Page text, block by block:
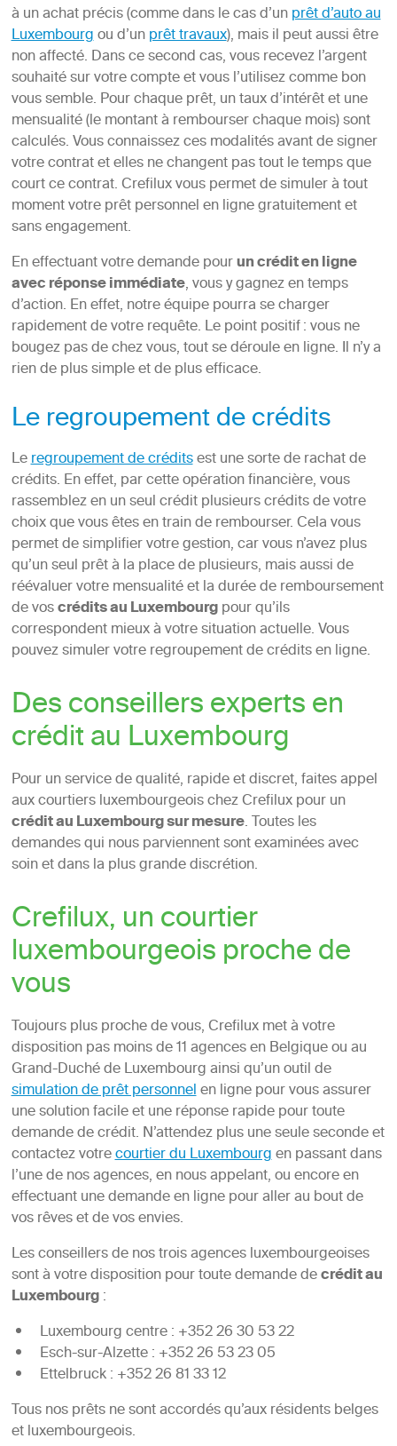
à un achat précis (comme dans le cas d’unprêt d’auto au
Luxembourgou d’unprêt travaux), mais il peut aussi être
non affecté. Dans ce second cas, vous recevez l’argent
souhaité sur votre compte et vous l’utilisez comme bon
vous semble. Pour chaque prêt, un taux d’intérêt et une
mensualité (le montant à rembourser chaque mois) sont
calculés. Vous connaissez ces modalités avant de signer
votre contrat et elles ne changent pas tout le temps que
court ce contrat. Crefilux vous permet de simuler à tout
moment votre prêt personnel en ligne gratuitement et
sans engagement.
En effectuant votre demande pourun crédit en ligne
avec réponse immédiate, vous y gagnez en temps
d’action. En effet, notre équipe pourra se charger
rapidement de votre requête. Le point positif : vous ne
bougez pas de chez vous, tout se déroule en ligne. Il n’y a
rien de plus simple et de plus efficace.
Le regroupement de crédits
Leregroupement de créditsest une sorte de rachat de
crédits. En effet, par cette opération financière, vous
rassemblez en un seul crédit plusieurs crédits de votre
choix que vous êtes en train de rembourser. Cela vous
permet de simplifier votre gestion, car vous n’avez plus
qu’un seul prêt à la place de plusieurs, mais aussi de
réévaluer votre mensualité et la durée de remboursement
de voscrédits au Luxembourgpour qu’ils
correspondent mieux à votre situation actuelle. Vous
pouvez simuler votre regroupement de crédits en ligne.
Des conseillers experts en
crédit au Luxembourg
Pour un service de qualité, rapide et discret, faites appel
aux courtiers luxembourgeois chez Crefilux pour un
crédit au Luxembourg sur mesure. Toutes les
demandes qui nous parviennent sont examinées avec
soin et dans la plus grande discrétion.
Crefilux, un courtier
luxembourgeois proche de
vous
Toujours plus proche de vous, Crefilux met à votre
disposition pas moins de 11 agences en Belgique ou au
Grand-Duché de Luxembourg ainsi qu’un outil de
simulation de prêt personnelen ligne pour vous assurer
une solution facile et une réponse rapide pour toute
demande de crédit. N’attendez plus une seule seconde et
contactez votrecourtier du Luxembourgen passant dans
l’une de nos agences, en nous appelant, ou encore en
effectuant une demande en ligne pour aller au bout de
vos rêves et de vos envies.
Les conseillers de nos trois agences luxembourgeoises
sont à votre disposition pour toute demande decrédit au
Luxembourg:
Luxembourg centre : +352 26 30 53 22
Esch-sur-Alzette : +352 26 53 23 05
Ettelbruck : +352 26 81 33 12
Tous nos prêts ne sont accordés qu’aux résidents belges
et luxembourgeois.